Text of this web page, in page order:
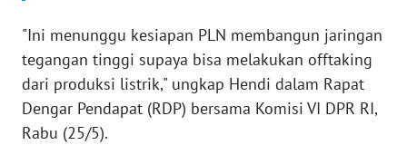
"Ini menunggu kesiapan PLN membangun jaringan
tegangan tinggi supaya bisa melakukan offtaking
dari produksi listrik," ungkap Hendi dalam Rapat
Dengar Pendapat (RDP) bersama Komisi VI DPR RI,
Rabu (25/5).
PAPUA
WN
RIAU